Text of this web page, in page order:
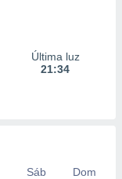
Última luz
21:34
Sáb
Dom